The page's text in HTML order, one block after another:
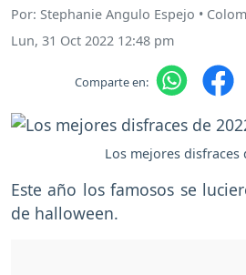
Por: Stephanie Angulo Espejo •
Lun, 31 Oct 2022 12:48 pm
Comparte en:
Los mejores disfraces
Este año los famosos se
de halloween.